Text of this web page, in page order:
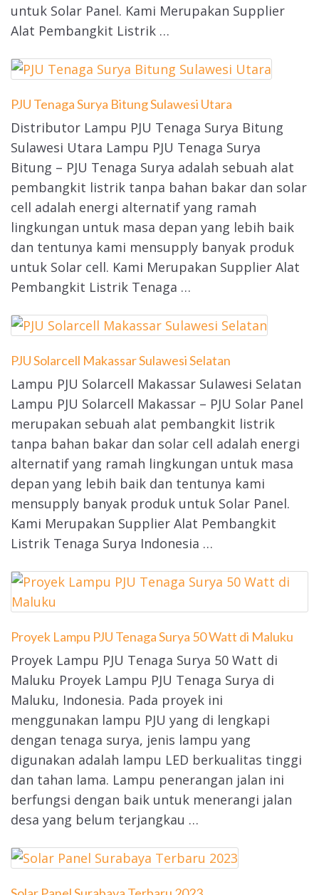
untuk Solar Panel. Kami Merupakan Supplier
Alat Pembangkit Listrik …
PJU Tenaga Surya Bitung Sulawesi Utara
Distributor Lampu PJU Tenaga Surya Bitung
Sulawesi Utara Lampu PJU Tenaga Surya
Bitung – PJU Tenaga Surya adalah sebuah alat
pembangkit listrik tanpa bahan bakar dan solar
cell adalah energi alternatif yang ramah
lingkungan untuk masa depan yang lebih baik
dan tentunya kami mensupply banyak produk
untuk Solar cell. Kami Merupakan Supplier Alat
Pembangkit Listrik Tenaga …
PJU Solarcell Makassar Sulawesi Selatan
Lampu PJU Solarcell Makassar Sulawesi Selatan
Lampu PJU Solarcell Makassar – PJU Solar Panel
merupakan sebuah alat pembangkit listrik
tanpa bahan bakar dan solar cell adalah energi
alternatif yang ramah lingkungan untuk masa
depan yang lebih baik dan tentunya kami
mensupply banyak produk untuk Solar Panel.
Kami Merupakan Supplier Alat Pembangkit
Listrik Tenaga Surya Indonesia …
Proyek Lampu PJU Tenaga Surya 50 Watt di Maluku
Proyek Lampu PJU Tenaga Surya 50 Watt di
Maluku Proyek Lampu PJU Tenaga Surya di
Maluku, Indonesia. Pada proyek ini
menggunakan lampu PJU yang di lengkapi
dengan tenaga surya, jenis lampu yang
digunakan adalah lampu LED berkualitas tinggi
dan tahan lama. Lampu penerangan jalan ini
berfungsi dengan baik untuk menerangi jalan
desa yang belum terjangkau …